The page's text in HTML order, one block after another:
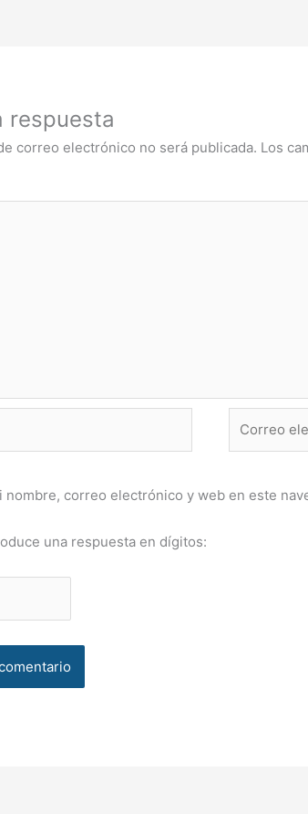
respuesta
correo electrónico no será publicada. Los
electrónico*
nombre, correo electrónico y web en este
una respuesta en dígitos: